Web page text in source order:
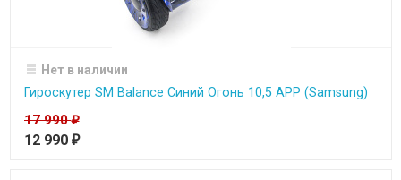
Нет в наличии
Гироскутер SM Balance Синий Огонь 10,5 APP (Samsung)
17 990₽
12 990 ₽